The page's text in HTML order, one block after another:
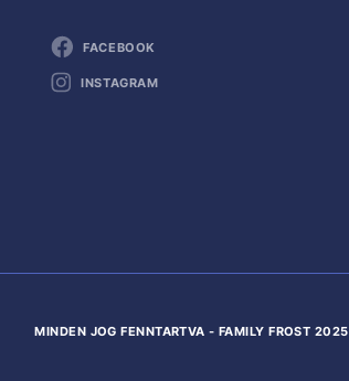
FACEBOOK
INSTAGRAM
MINDEN JOG FENNTARTVA - FAMILY FROST 2025